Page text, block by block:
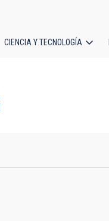
CIENCIA Y TECNOLOGÍA